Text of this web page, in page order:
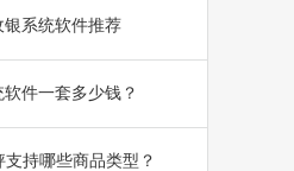
系统软件推荐
件一套多少钱？
持哪些商品类型？